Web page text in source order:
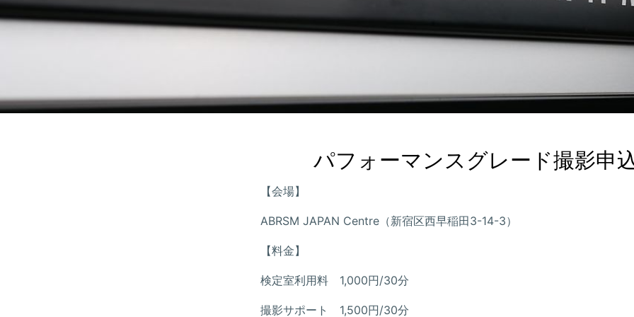
パフォーマンスグレード撮影申
【会場】
ABRSM JAPAN Centre（新宿区西早稲田3-14-3）
【料金】
検定室利用料 1,000円/30分
撮影サポート 1,500円/30分